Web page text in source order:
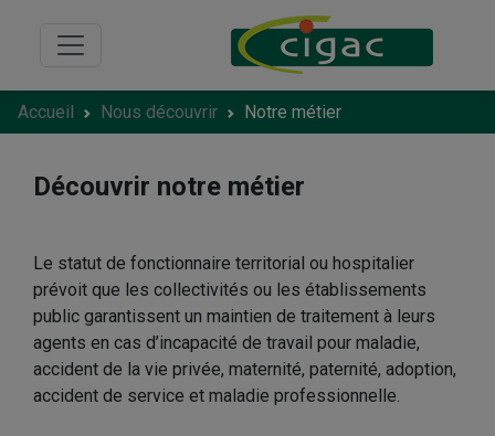
Accueil Nous découvrir Notre métier
Découvrir notre métier
Le statut de fonctionnaire territorial ou hospitalier
prévoit que les collectivités ou les établissements
public garantissent un maintien de traitement à leurs
agents en cas d’incapacité de travail pour maladie,
accident de la vie privée, maternité, paternité, adoption,
accident de service et maladie professionnelle.